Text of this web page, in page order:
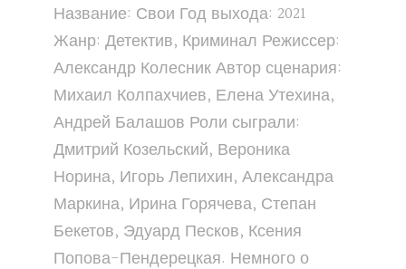
Название: Свои Год выхода: 2021
Жанр: Детектив, Криминал Режиссер:
Александр Колесник Автор сценария:
Михаил Колпахчиев, Елена Утехина,
Андрей Балашов Роли сыграли:
Дмитрий Козельский, Вероника
Норина, Игорь Лепихин, Александра
Маркина, Ирина Горячева, Степан
Бекетов, Эдуард Песков, Ксения
Попова-Пендерецкая. Немного о